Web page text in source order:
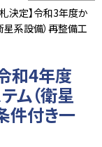
札決定】令和3年度か
系設備）再整備工
和4年度
ム（衛星
件付き一